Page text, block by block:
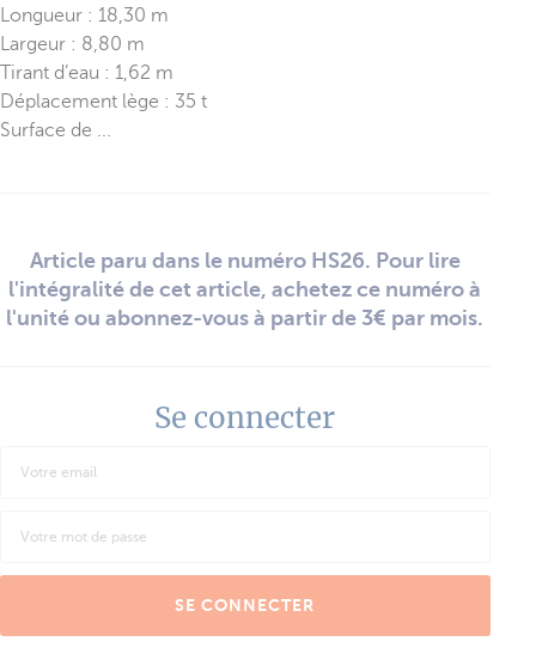
Longueur : 18,30 m
Largeur : 8,80 m
Tirant d’eau : 1,62 m
Déplacement lège : 35 t
Surface de ...
Article paru dans le numéro HS26. Pour lire
l'intégralité de cet article, achetez ce numéro à
l'unité ou abonnez-vous à partir de 3€ par mois.
Se connecter
SE CONNECTER